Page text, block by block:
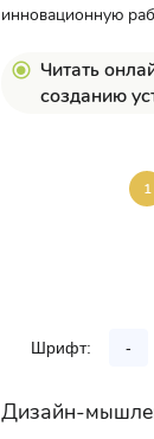
инновационную
Читать
созданию
1
Шрифт: -
Дизайн-